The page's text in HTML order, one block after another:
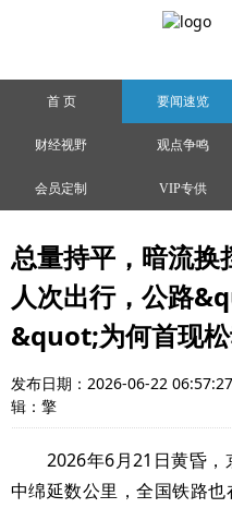
首 页 要闻速览
财经视野 观点争鸣
会员定制 VIP专供
总量持平，暗流
人次出行，公路
&quot;为何首现松
发布日期：2026-06-22 06:57:27
辑：擎
2026年6月21日黄昏，
中绵延数公里，全国铁路